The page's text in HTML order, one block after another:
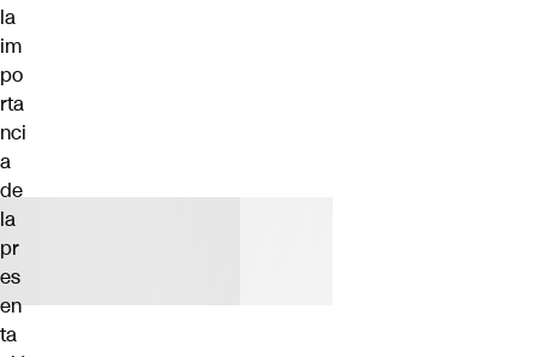
la
im
po
rta
nci
a
de
la
pr
es
en
ta